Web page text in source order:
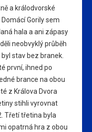
a králodvorské
Gorily sem
hala a ani zápasy
neobvyklý průběh
stav bez branek.
první, ihned po
brance na obou
z Králova Dvora
stihli vyrovnat
Třetí třetina byla
opatrná hra z obou